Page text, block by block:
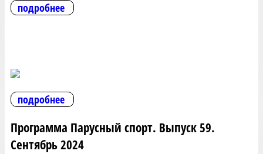
подробнее
подробнее
Программа Парусный спорт. Выпуск 59.
Сентябрь 2024